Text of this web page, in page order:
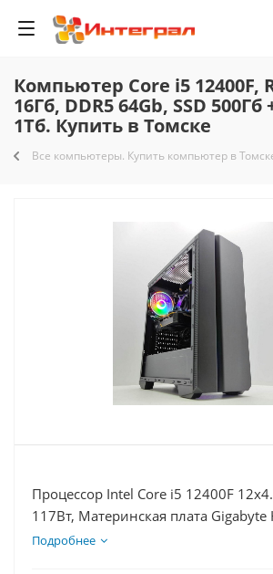
Компьютер Core i5 12400F,
16Гб, DDR5 64Gb, SSD 500Гб
1Тб. Купить в Томске
Все компьютеры. Купить компьютер в
Процессор Intel Core i5 12400F
117Вт, Материнская плата Gigabyte
Видеокарта RTX 4080 16Гб, Память
Подробнее